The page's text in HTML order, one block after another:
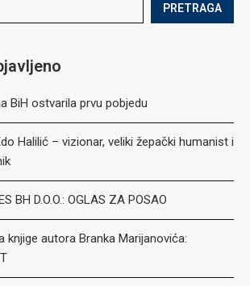
PRETRAGA
BiH ostvarila prvu pobjedu
Halilić – vizionar, veliki žepački humanist i
BH D.O.O.: OGLAS ZA POSAO
knjige autora Branka Marijanovića: